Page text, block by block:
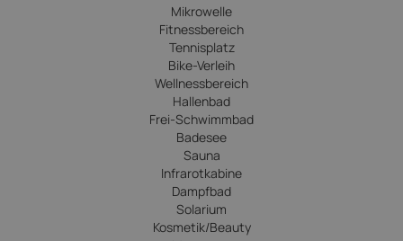
Mikrowelle
Fitnessbereich
Tennisplatz
Bike-Verleih
Wellnessbereich
Hallenbad
Frei-Schwimmbad
Badesee
Sauna
Infrarotkabine
Dampfbad
Solarium
Kosmetik/Beauty